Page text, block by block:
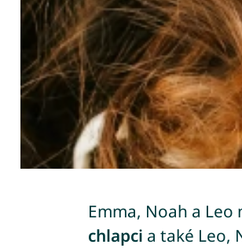
Emma, Noah a Leo
chlapci a také Leo,